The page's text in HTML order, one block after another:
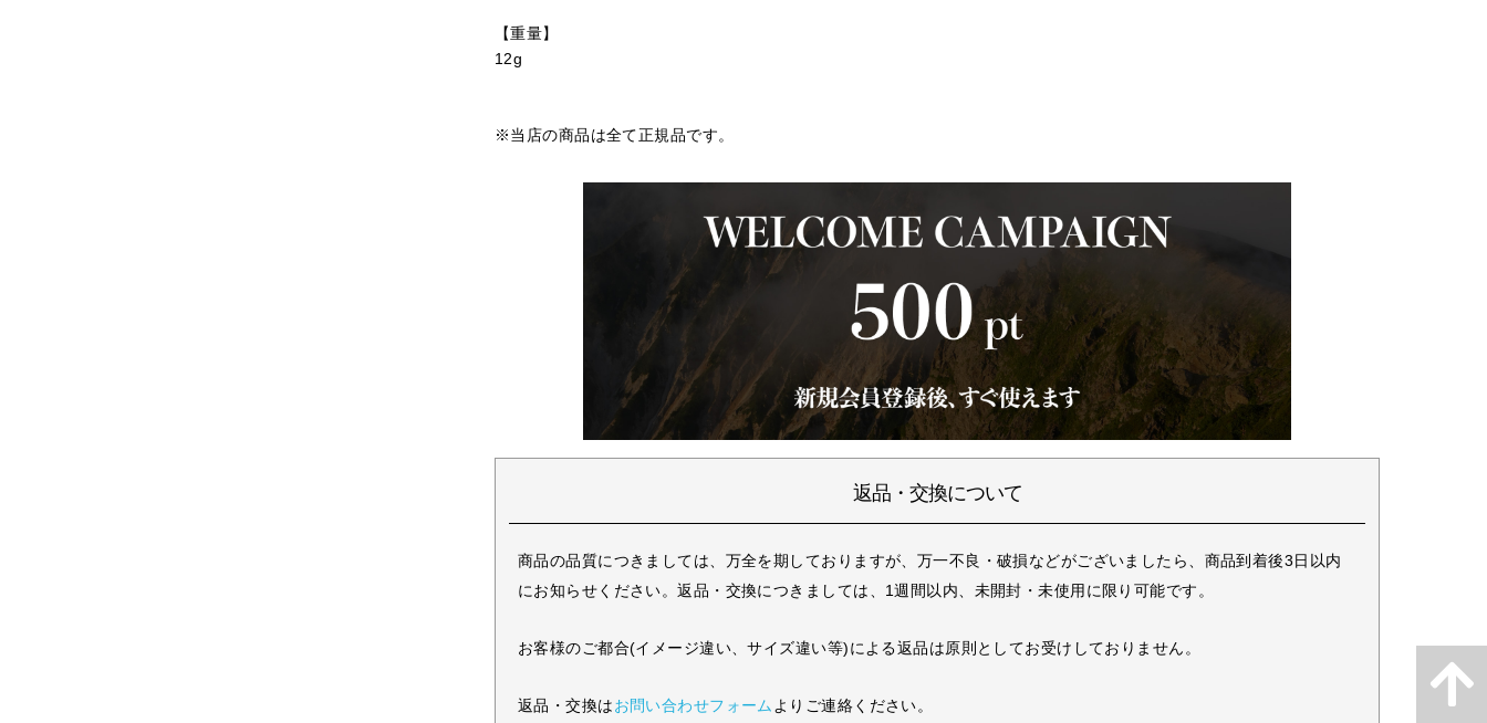
【重量】
12g
※当店の商品は全て正規品です。
返品・交換について
商品の品質につきましては、万全を期しておりますが、万一不良・破損などがございましたら、商品到着後3日以内
にお知らせください。返品・交換につきましては、1週間以内、未開封・未使用に限り可能です。
お客様のご都合(イメージ違い、サイズ違い等)による返品は原則としてお受けしておりません。
返品・交換はお問い合わせフォームよりご連絡ください。